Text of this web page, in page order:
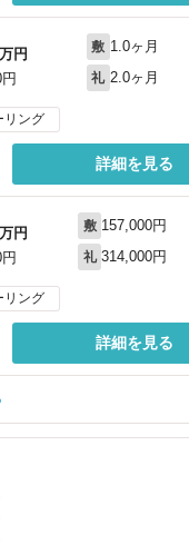
円
敷 1.0ヶ月
礼 2.0ヶ月
リング
詳細を見る
円
敷 157,000円
礼 314,000円
リング
詳細を見る